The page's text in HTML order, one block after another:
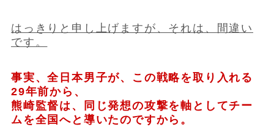
はっきりと申し上げますが、それは、間違い
です。
事実、全日本男子が、この戦略を取り入れる
29年前から、
熊崎監督は、同じ発想の攻撃を軸としてチー
ムを全国へと導いたのですから。